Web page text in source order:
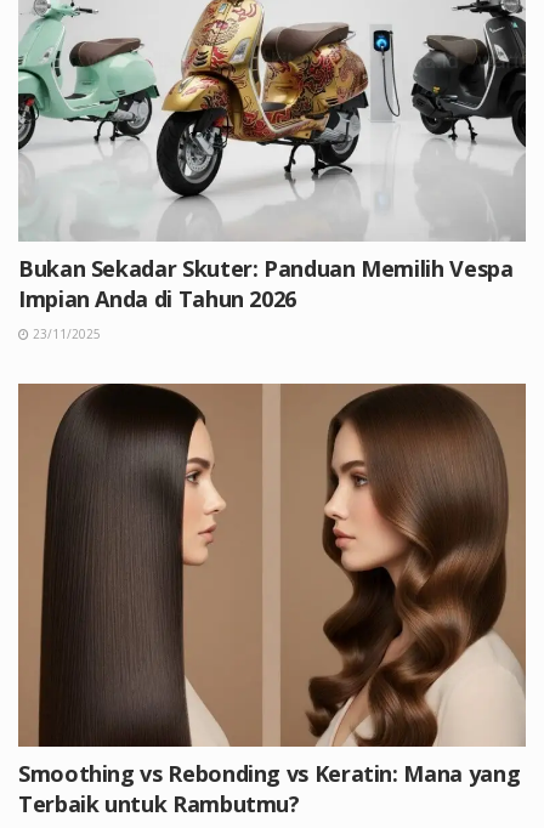
Bukan Sekadar Skuter: Panduan Memilih Vespa
Impian Anda di Tahun 2026
23/11/2025
Smoothing vs Rebonding vs Keratin: Mana yang
Terbaik untuk Rambutmu?